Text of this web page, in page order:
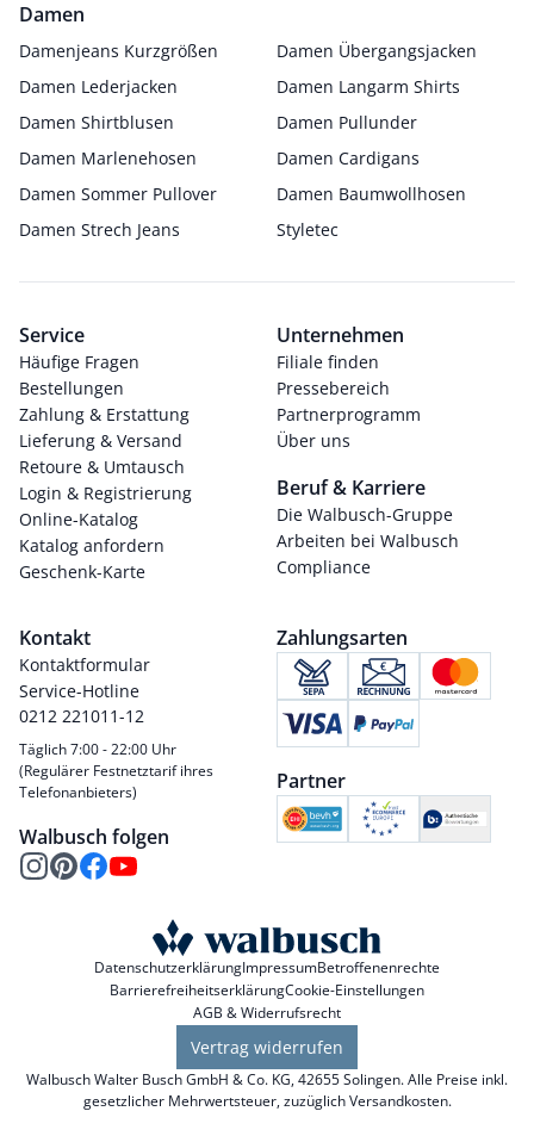
Damen
Damenjeans Kurzgrößen
Damen Übergangsjacken
Damen Lederjacken
Damen Langarm Shirts
Damen Shirtblusen
Damen Pullunder
Damen Marlenehosen
Damen Cardigans
Damen Sommer Pullover
Damen Baumwollhosen
Damen Strech Jeans
Styletec
Service
Häufige Fragen
Bestellungen
Zahlung & Erstattung
Lieferung & Versand
Retoure & Umtausch
Login & Registrierung
Online-Katalog
Katalog anfordern
Geschenk-Karte
Unternehmen
Filiale finden
Pressebereich
Partnerprogramm
Über uns
Beruf & Karriere
Die Walbusch-Gruppe
Arbeiten bei Walbusch
Compliance
Kontakt
Kontaktformular
Service-Hotline
0212 221011-12
Täglich 7:00 - 22:00 Uhr
(Regulärer Festnetztarif ihres
Telefonanbieters)
Walbusch folgen
Zahlungsarten
Partner
DatenschutzerklärungImpressumBetroffenenrechte
BarrierefreiheitserklärungCookie-Einstellungen
AGB & Widerrufsrecht
Vertrag widerrufen
Walbusch Walter Busch GmbH & Co. KG, 42655 Solingen. Alle Preise inkl.
gesetzlicher Mehrwertsteuer, zuzüglichVersandkosten.